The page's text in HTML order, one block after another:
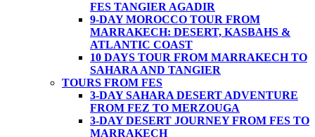
FES TANGIER AGADIR
9-DAY MOROCCO TOUR FROM
MARRAKECH: DESERT, KASBAHS &
ATLANTIC COAST
10 DAYS TOUR FROM MARRAKECH TO
SAHARA AND TANGIER
TOURS FROM FES
3-DAY SAHARA DESERT ADVENTURE
FROM FEZ TO MERZOUGA
3-DAY DESERT JOURNEY FROM FES TO
MARRAKECH